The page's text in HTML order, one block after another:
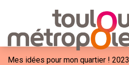
Mes idées pour mon quartier ! 2023